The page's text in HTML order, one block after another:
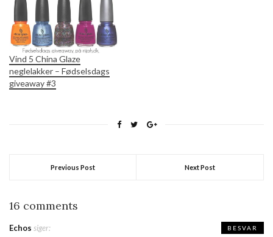
Vind 5 China Glaze
neglelakker – Fødselsdags
giveaway #3
Previous Post Next Post
16 comments
Echos siger: BESVAR